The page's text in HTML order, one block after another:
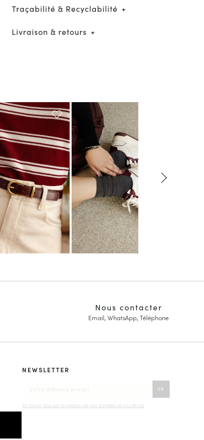
Traçabilité & Recyclabilité
Livraison & retours
Nous contacter
Email, WhatsApp, Téléphone
NEWSLETTER
En savoir plus sur la gestion de vos données et vos droits